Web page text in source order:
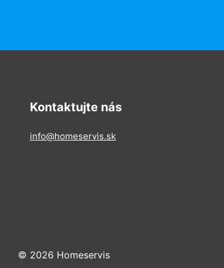
Kontaktujte nás
info@homeservis.sk
© 2026 Homeservis